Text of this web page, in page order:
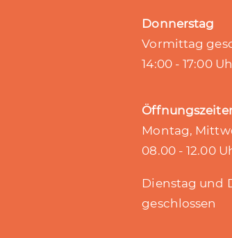
Donnerstag
Vormittag
14:00 - 17:00
Montag,
08.00 - 12.00
Dienstag und
geschlossen